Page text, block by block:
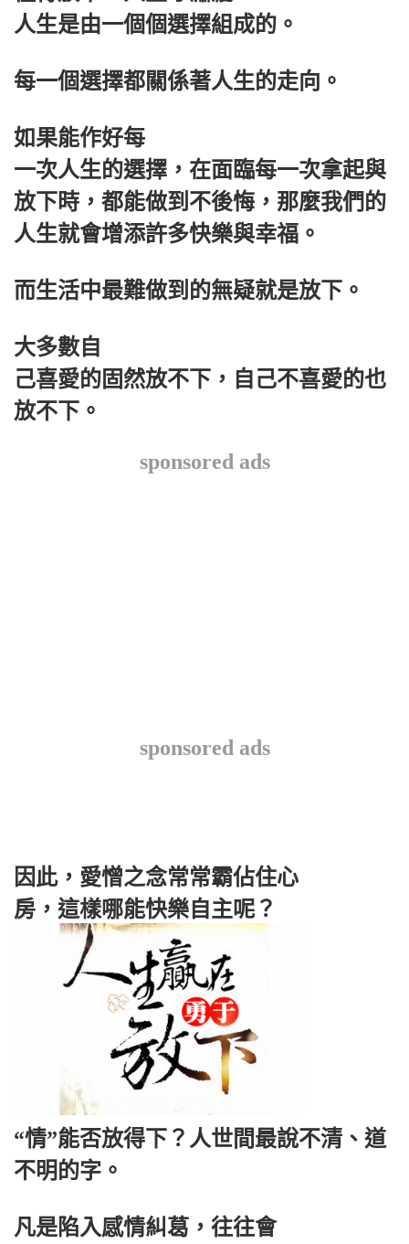
人生是由一個個選擇組成的。
每一個選擇都關係著人生的走向。
如果能作好每
一次人生的選擇，在面臨每一次拿起與
放下時，都能做到不後悔，那麼我們的
人生就會增添許多快樂與幸福。
而生活中最難做到的無疑就是放下。
大多數自
己喜愛的固然放不下，自己不喜愛的也
放不下。
sponsored ads
sponsored ads
因此，愛憎之念常常霸佔住心
房，這樣哪能快樂自主呢？
“情”能否放得下？人世間最說不清、道
不明的字。
凡是陷入感情糾葛，往往會